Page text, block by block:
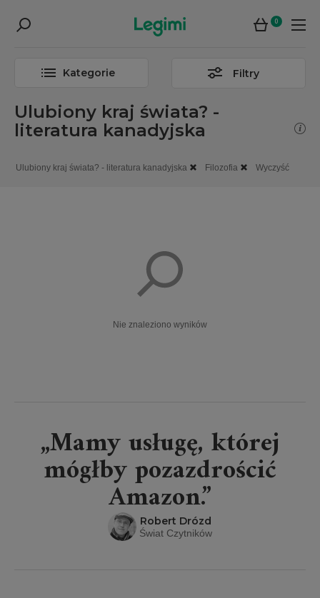
0
Kategorie Filtry
Ulubiony kraj świata? -
literatura kanadyjska
Ulubiony kraj świata? - literatura kanadyjska Filozofia Wyczyść
Nie znaleziono wyników
„Mamy usługę, której
mógłby pozazdrościć
Amazon.”
Robert Drózd
Świat Czytników